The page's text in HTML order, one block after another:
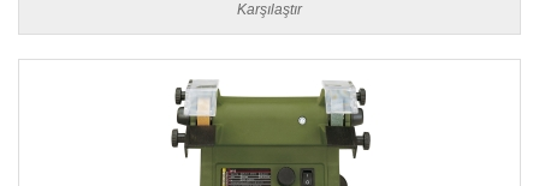
Karşılaştır